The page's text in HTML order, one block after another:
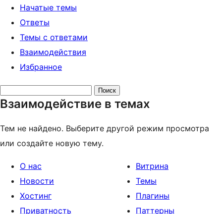
Начатые темы
Ответы
Темы с ответами
Взаимодействия
Избранное
тем:
Взаимодействие в темах
Тем не найдено. Выберите другой режим просмотра
или создайте новую тему.
О нас
Новости
Хостинг
Приватность
Витрина
Темы
Плагины
Паттерны